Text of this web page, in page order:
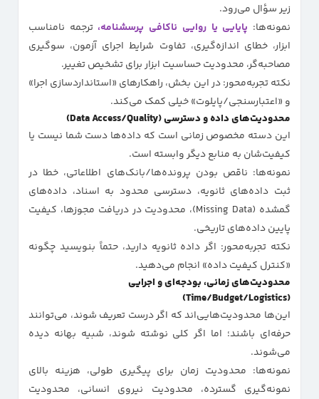
زیر سؤال می‌رود.
نمونه‌ها: پایایی یا روایی ناکافی پرسشنامه، ترجمه نامناسب
ابزار، خطای اندازه‌گیری، تفاوت شرایط اجرای آزمون، سوگیری
مصاحبه‌گر، محدودیت حساسیت ابزار برای تشخیص تغییر.
نکته تجربه‌محور: در این بخش، راهکارهای «استانداردسازی اجرا»
و «اعتبارسنجی/پایلوت» خیلی کمک می‌کند.
محدودیت‌های داده و دسترسی (Data Access/Quality)
این دسته مخصوص زمانی است که داده‌ها دست شما نیست یا
کیفیت‌شان به منابع دیگر وابسته است.
نمونه‌ها: ناقص بودن پرونده‌ها/بانک‌های اطلاعاتی، خطا در
ثبت داده‌های ثانویه، دسترسی محدود به اسناد، داده‌های
گمشده (Missing Data)، محدودیت در دریافت مجوزها، کیفیت
پایین داده‌های تاریخی.
نکته تجربه‌محور: اگر داده ثانویه دارید، حتماً بنویسید چگونه
«کنترل کیفیت داده» انجام می‌دهید.
محدودیت‌های زمانی، بودجه‌ای و اجرایی
(Time/Budget/Logistics)
این‌ها محدودیت‌هایی‌اند که اگر درست تعریف شوند، می‌توانند
حرفه‌ای باشند؛ اما اگر کلی نوشته شوند، شبیه بهانه دیده
می‌شوند.
نمونه‌ها: محدودیت زمان برای پیگیری طولی، هزینه بالای
نمونه‌گیری گسترده، محدودیت نیروی انسانی، محدودیت